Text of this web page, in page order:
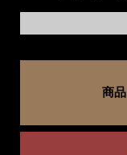
商